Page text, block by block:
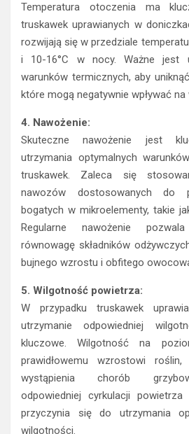
Temperatura otoczenia ma
truskawek uprawianych w
rozwijają się w przedziale
i 10-16°C w nocy. Ważne jest
warunków termicznych, aby
które mogą negatywnie wpływać
4. Nawożenie:
Skuteczne nawożenie jest
utrzymania optymalnych
truskawek. Zaleca się
nawozów dostosowanych do
bogatych w mikroelementy, takie
Regularne nawożenie
równowagę składników
bujnego wzrostu i obfitego
5. Wilgotność powietrza:
W przypadku truskawek
utrzymanie odpowiedniej
kluczowe. Wilgotność na
prawidłowemu wzrostowi roślin,
wystąpienia chorób
odpowiedniej cyrkulacji
przyczynia się do utrzymania
wilgotności.